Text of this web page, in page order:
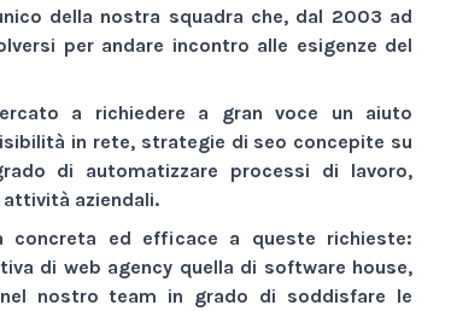
della nostra squadra che, dal 2003 ad
per andare incontro alle esigenze del
a richiedere a gran voce un aiuto
in rete, strategie di seo concepite su
di automatizzare processi di lavoro,
aziendali.
concreta ed efficace a queste richieste:
di web agency quella di software house,
nostro team in grado di soddisfare le